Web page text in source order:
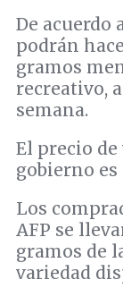
De acuerdo
podrán
gramos
recreativo,
semana.
El precio
gobierno es
Los
AFP se
gramos de
variedad